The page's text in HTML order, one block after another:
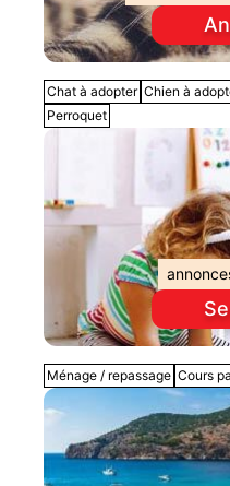
Chat à adopter Chien à
Perroquet
Ménage / repassage Cours